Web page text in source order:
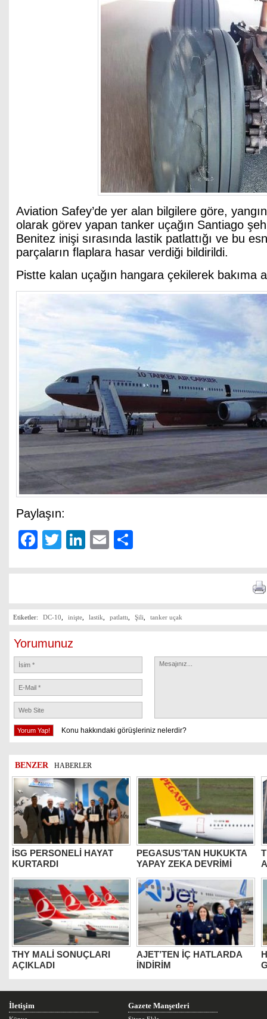
Aviation Safey’de yer alan bilgilere göre,
olarak görev yapan tanker uçağın Santiago
Benitez inişi sırasında lastik patlattığı ve bu
parçaların flaplara hasar verdiği bildirildi.
Pistte kalan uçağın hangara çekilerek bakıma
Paylaşın:
Facebook
TwitterLinkedIn
Email
Etiketler: DC-10 inişte lastik patlattı Şili tanker uçak
Yorumunuz
Konu hakkındaki görüşleriniz nelerdir?
BENZER HABERLER
İSG PERSONELİ HAYAT
KURTARDI
PEGASUS’TAN HUKUKTA
YAPAY ZEKA DEVRİMİ
THY MALİ SONUÇLARI
AÇIKLADI
AJET’TEN İÇ HATLARDA
İNDİRİM
İletişim Gazete Manşetleri